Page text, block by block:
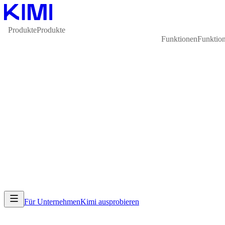
ProdukteProdukte
Funktionen
Für UnternehmenKimi ausprobieren